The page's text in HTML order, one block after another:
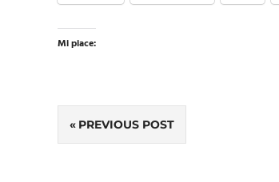
Mi piace:
Navigazione
PREVIOUS POST